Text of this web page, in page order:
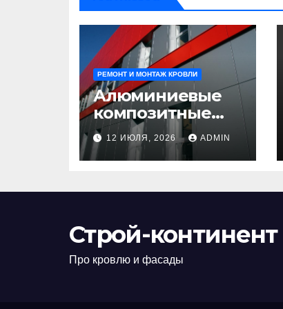
РЕМОНТ И МОНТАЖ КРОВЛИ
Алюминиевые
композитные
панели:
универсальное
решение для
12 ИЮЛЯ, 2026 ADMIN
Строй-континент
Про кровлю и фасады